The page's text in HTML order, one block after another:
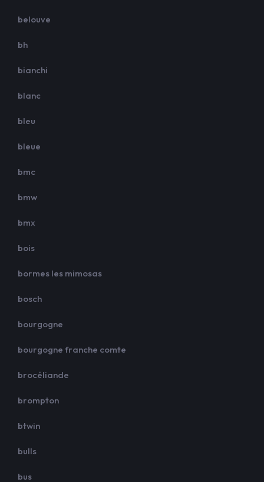
belouve
bh
bianchi
blanc
bleu
bleue
bmc
bmw
bmx
bois
bormes les mimosas
bosch
bourgogne
bourgogne franche comte
brocéliande
brompton
btwin
bulls
bus